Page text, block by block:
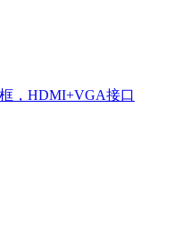
，HDMI+VGA接口